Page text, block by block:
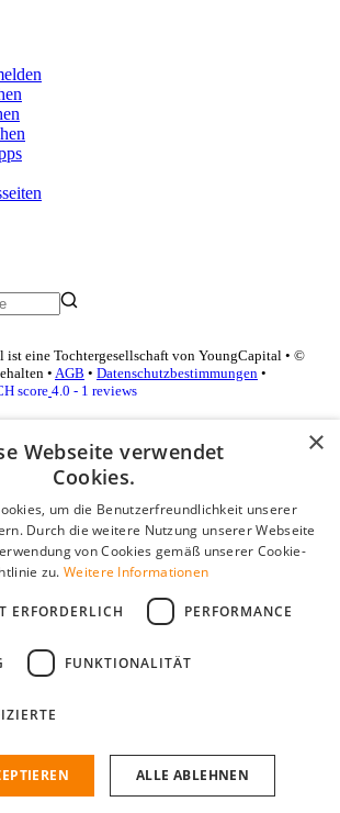
ist eine Tochtergesellschaft von YoungCapital • ©
• AGB • Datenschutzbestimmungen •
score4.0 - 1 reviews
haben, können Sie ein Unternehmensprofil
zu finden.
×
Webseite verwendet
Cookies.
um die Benutzerfreundlichkeit unserer
Durch die weitere Nutzung unserer Webseite
von Cookies gemäß unserer Cookie-
zu. Weitere Informationen
ERFORDERLICH PERFORMANCE
FUNKTIONALITÄT
ALLE ABLEHNEN